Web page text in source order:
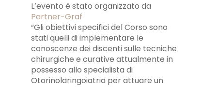
L’evento è stato organizzato da
Partner-Graf
“Gli obiettivi specifici del Corso sono
stati quelli di implementare le
conoscenze dei discenti sulle tecniche
chirurgiche e curative attualmente in
possesso allo specialista di
Otorinolaringoiatria per attuare un